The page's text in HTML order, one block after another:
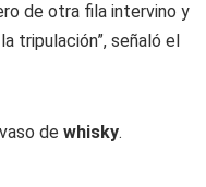
de otra fila intervino y
tripulación”, señaló el
de whisky.